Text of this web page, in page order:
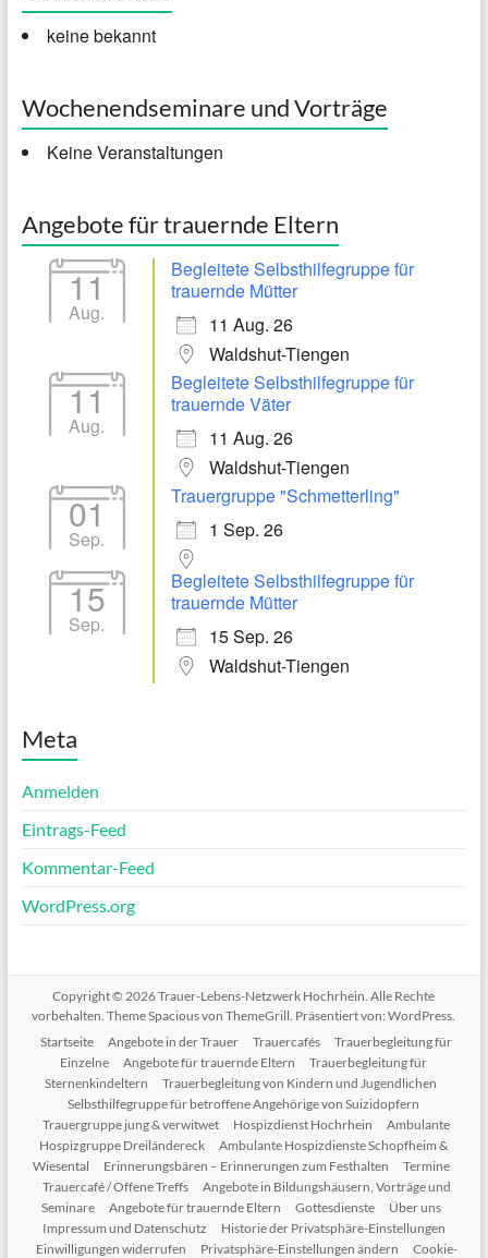
keine bekannt
Wochenendseminare und Vorträge
Keine Veranstaltungen
Angebote für trauernde Eltern
11
Aug.
Begleitete Selbsthilfegruppe für
trauernde Mütter
11 Aug. 26
Waldshut-Tiengen
11
Aug.
Begleitete Selbsthilfegruppe für
trauernde Väter
11 Aug. 26
Waldshut-Tiengen
01
Sep.
Trauergruppe "Schmetterling"
1 Sep. 26
15
Sep.
Begleitete Selbsthilfegruppe für
trauernde Mütter
15 Sep. 26
Waldshut-Tiengen
Meta
Anmelden
Eintrags-Feed
Kommentar-Feed
WordPress.org
Copyright © 2026Trauer-Lebens-Netzwerk Hochrhein. Alle Rechte
vorbehalten. ThemeSpaciousvon ThemeGrill. Präsentiert von:WordPress.
Startseite
Angebote in der Trauer Trauercafés
Trauerbegleitung für
Einzelne
Angebote für trauernde Eltern
Trauerbegleitung für
Sternenkindeltern
Trauerbegleitung von Kindern und Jugendlichen
Selbsthilfegruppe für betroffene Angehörige von Suizidopfern
Trauergruppe jung & verwitwet
Hospizdienst Hochrhein
Ambulante
Hospizgruppe Dreiländereck
Ambulante Hospizdienste Schopfheim &
Wiesental
Erinnerungsbären – Erinnerungen zum Festhalten
Termine
Trauercafé / Offene Treffs
Angebote in Bildungshäusern, Vorträge und
Seminare
Angebote für trauernde Eltern Gottesdienste
Über uns
Impressum und Datenschutz
Historie der Privatsphäre-Einstellungen
Einwilligungen widerrufen
Privatsphäre-Einstellungen ändern Cookie-